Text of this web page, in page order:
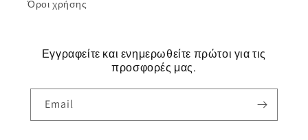
Όροι χρήσης
Εγγραφείτε και ενημερωθείτε πρώτοι για τις
προσφορές μας.
Email